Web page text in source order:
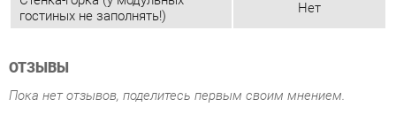
ДОБАВИТЬ ОТЗЫВ
ПОХОЖИЕ ТОВАРЫ